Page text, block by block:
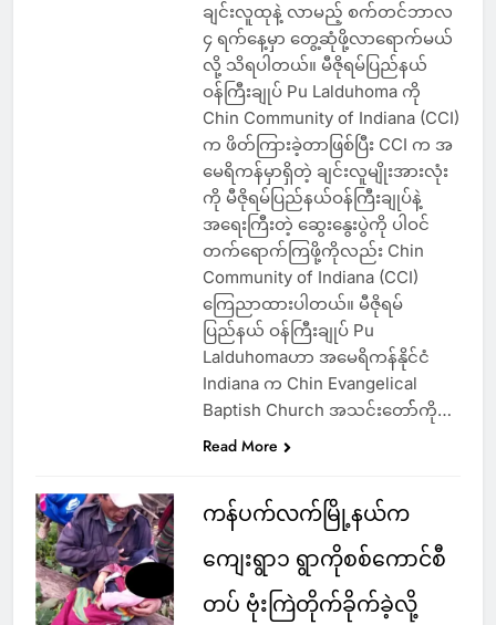
ချင်းလူထုနဲ့ လာမည့် စက်တင်ဘာလ
၄ ရက်နေ့မှာ တွေ့ဆုံဖို့လာရောက်မယ်
လို့ သိရပါတယ်။ မီဇိုရမ်ပြည်နယ်
ဝန်ကြီးချုပ် Pu Lalduhoma ကို
Chin Community of Indiana (CCI)
က ဖိတ်ကြားခဲ့တာဖြစ်ပြီး CCI က အ
မေရိကန်မှာရှိတဲ့ ချင်းလူမျိုးအားလုံး
ကို မီဇိုရမ်ပြည်နယ်ဝန်ကြီးချုပ်နဲ့
အရေးကြီးတဲ့ ဆွေးနွေးပွဲကို ပါဝင်
တက်ရောက်ကြဖို့ကိုလည်း Chin
Community of Indiana (CCI)
ကြေညာထားပါတယ်။ မီဇိုရမ်
ပြည်နယ် ဝန်ကြီးချုပ် Pu
Lalduhomaဟာ အမေရိကန်နိုင်ငံ
Indiana က Chin Evangelical
Baptish Church အသင်းတော််ကို…
Read More
ကန်ပက်လက်မြို့နယ်က
ကျေးရွာ၁ ရွာကိုစစ်ကောင်စီ
တပ် ဗုံးကြဲတိုက်ခိုက်ခဲ့လို့